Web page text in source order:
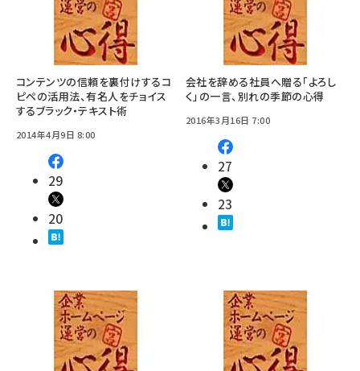
コンテンツの信頼を裏付けするコ
ピペの活用法、有名人をチョイス
するブラック・テキスト術
2014年4月9日 8:00
29
20
会社を辞める社員へ贈る「よろし
く」の一言、別れの季節の心得
2016年3月16日 7:00
27
23